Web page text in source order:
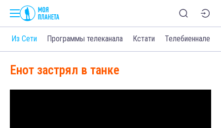
Из Сети Программы телеканала Кстати Телебиеннале
Енот застрял в танке